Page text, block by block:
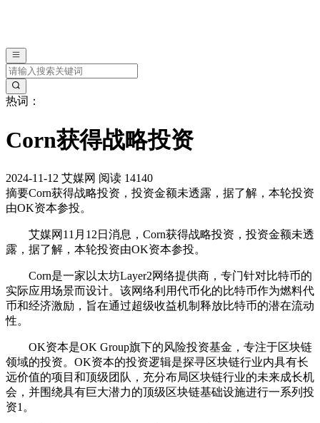
热词：
Corn获得战略投资
2024-11-12 艾媒网 阅读 14140
摘要Corn获得战略投资，投资金额未透露，据了解，本轮投资
由OK资本参投。
艾媒网11月12日消息，Corn获得战略投资，投资金额未透
露，据了解，本轮投资由OK资本参投。
Corn是一家以太坊Layer2网络提供商，专门针对比特币的
实际应用场景而设计。该网络利用代币化的比特币作为燃料代
币和经济激励，旨在通过超级收益机制释放比特币的潜在流动
性。
‌OK资本‌是OK Group旗下的风险投资基金，专注于区块链
领域的投资。OK资本的投资逻辑是探寻区块链行业内具有长
远价值的项目和顶级团队，充分布局区块链行业的未来成长机
会，并围绕具有巨大潜力的顶级区块链基础设施进行一系列投
资‌1。